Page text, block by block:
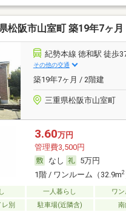
松阪市山室町 築19年7ヶ月
紀勢本線 徳和駅 徒歩
その他の交通
築19年7ヶ月 / 2階建
三重県松阪市山室町
3.60万円
管理費3,500円
なし
5万円
1階 / ワンルーム（32.9m2
一人暮らし
ワ
レ別
駐車場(近隣含) 南